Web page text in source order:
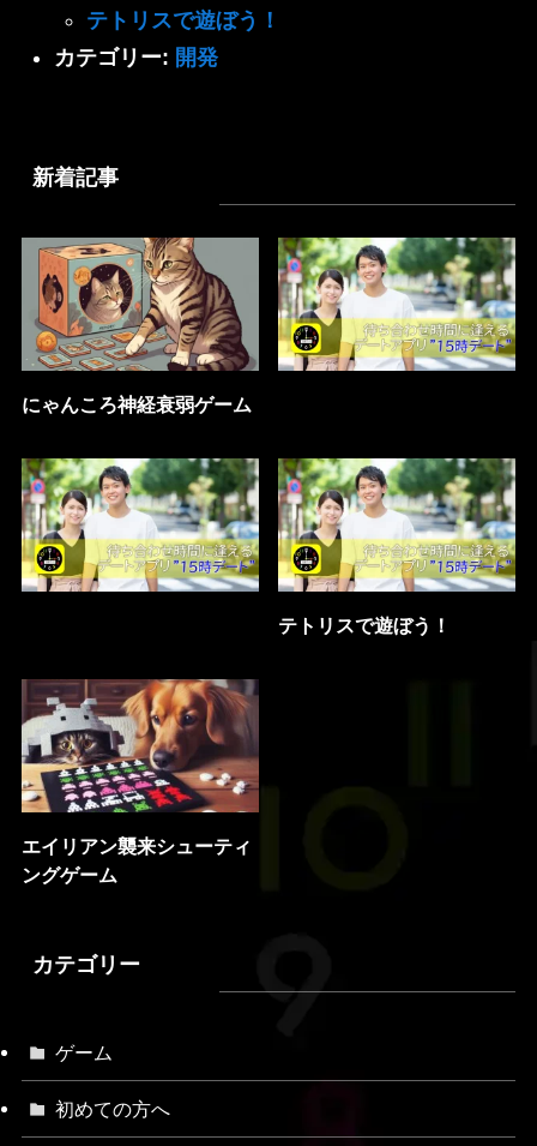
テトリスで遊ぼう！
カテゴリー: 開発
新着記事
にゃんころ神経衰弱ゲーム
テトリスで遊ぼう！
エイリアン襲来シューティ
ングゲーム
カテゴリー
ゲーム
初めての方へ